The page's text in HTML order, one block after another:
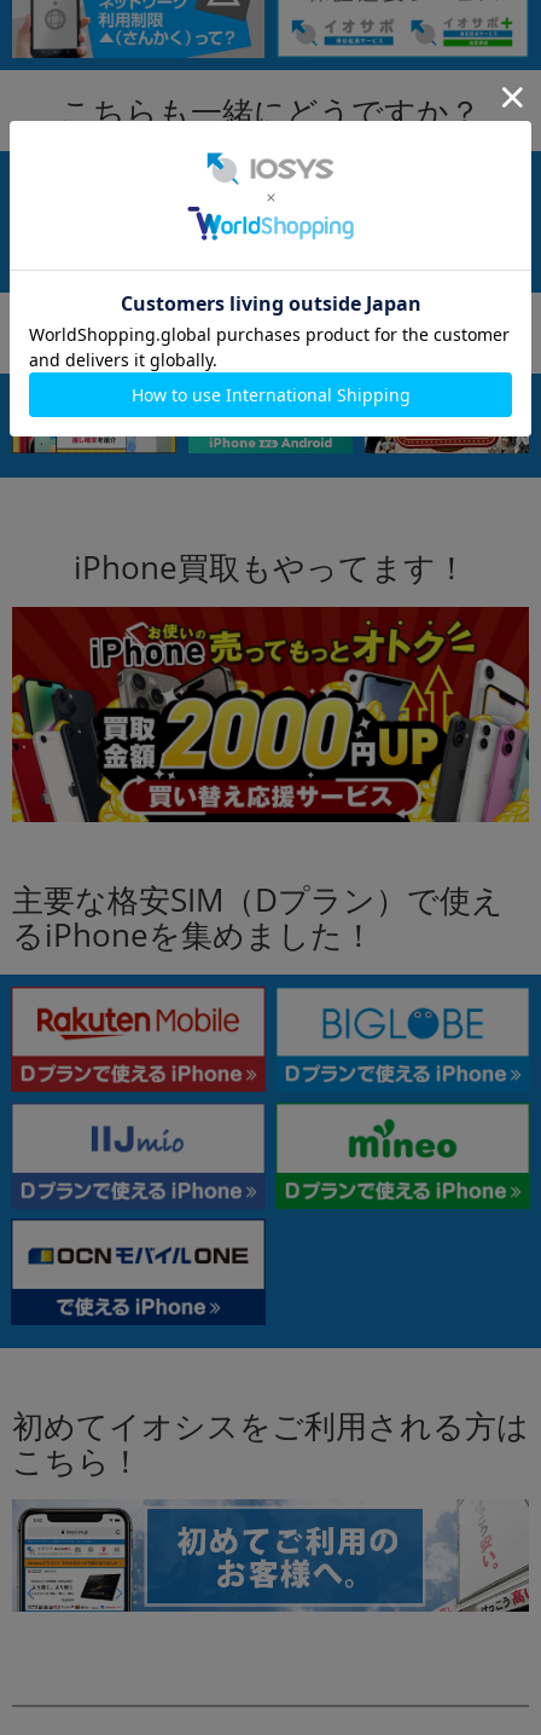
こちらも一緒にどうですか？
もっと詳しく知りたい！
iPhone買取もやってます！
主要な格安SIM（Dプラン）で使え
るiPhoneを集めました！
初めてイオシスをご利用される方は
こちら！